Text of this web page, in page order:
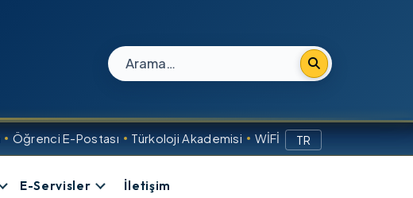
Site içi arama
Öğrenci E-Postası Türkoloji Akademisi WİFİ TR
E-Servisler İletişim